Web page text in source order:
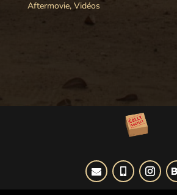
Aftermovie, Vidéos